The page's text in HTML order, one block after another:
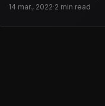
hacer sentir preparados
14 mar., 2022·2 min read